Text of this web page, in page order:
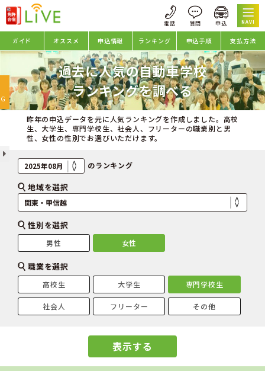
NAVI
ガイド オススメ 申込情報 ランキング 申込手順 支払方法
過去に人気の自動車学校
ランキングを調べる
昨年の申込データを元に人気ランキングを作成しました。高校
生、大学生、専門学校生、社会人、フリーターの職業別と男
性、女性の性別でお選びいただけます。
のランキング
地域を選択
性別を選択
男性 女性
職業を選択
高校生 大学生 専門学校生
社会人 フリーター その他
表示する